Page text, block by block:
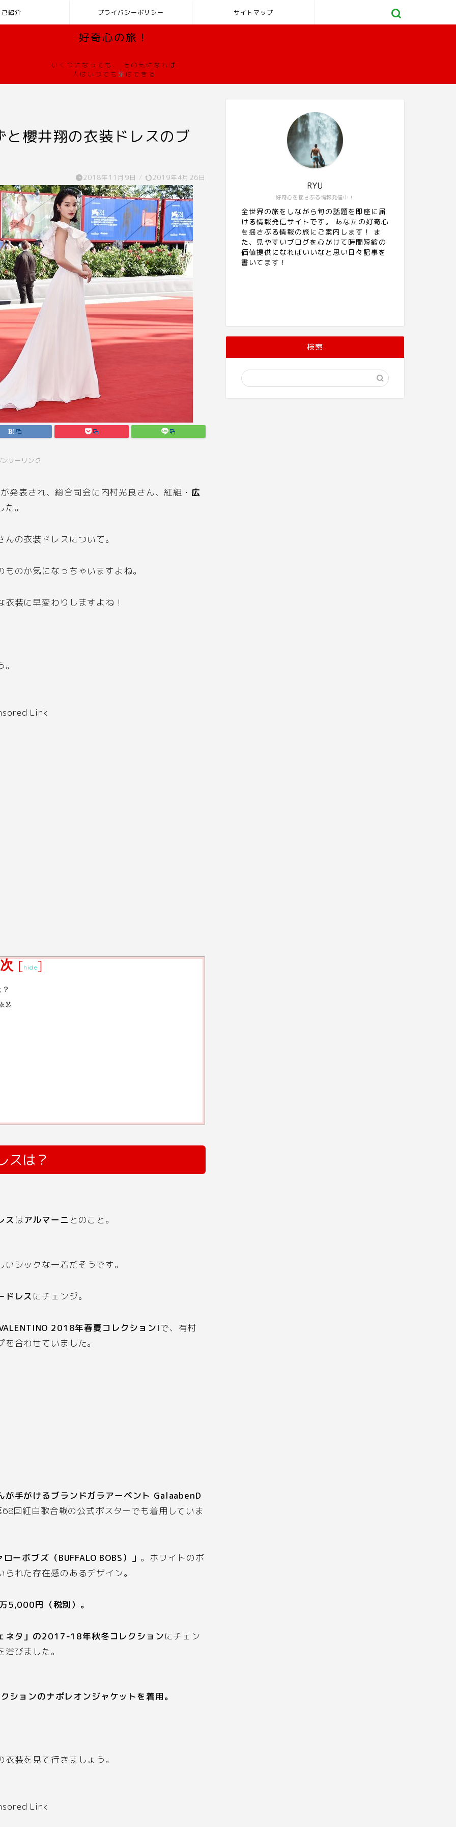
己紹介 プライバシーポリシー サイトマップ
好奇心の旅！
いくつになっても、 その気になれば
人はいつでも 旅 はできる
櫻井翔の衣装ドレスのブ
2018年11月9日 / 2019年4月26日
サーリンク
発表され、総合司会に内村光良さん、紅組・ 広
。
の衣装ドレスについて。
のか気になっちゃいますよね。
装に早変わりしますよね！
Link
[hide]
装
スは？
ス はアルマーニ とのこと。
シックな一着だそうです。
ドレス にチェンジ。
2018年春夏コレクションIで、有村
合わせていました。
が手がけるブランドガラアーベント GalaabenD
68回紅白歌合戦の公式ポスターでも着用していま
ローボブズ（BUFFALO BOBS）」 。ホワイトのボ
れた存在感のあるデザイン。
5,000円（税別）。
ネタ」の2017-18年秋冬コレクションにチェン
びました。
ションのナポレオンジャケットを着用。
装を見て行きましょう。
Link
好奇心を揺さぶる情報発信中！
RYU
全世界の旅をしながら旬の話題を即座に届
ける情報発信サイトです。 あなたの好奇心
を揺さぶる情報の旅にご案内します！ ま
た、見やすいブログを心がけて時間短縮の
価値提供になればいいなと思い日々記事を
書いてます！
検索